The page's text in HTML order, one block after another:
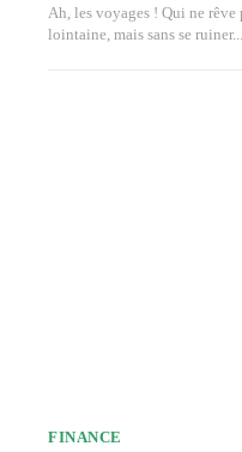
Ah, les voyages ! Qui ne rêve
lointaine, mais sans se ruiner...
FINANCE